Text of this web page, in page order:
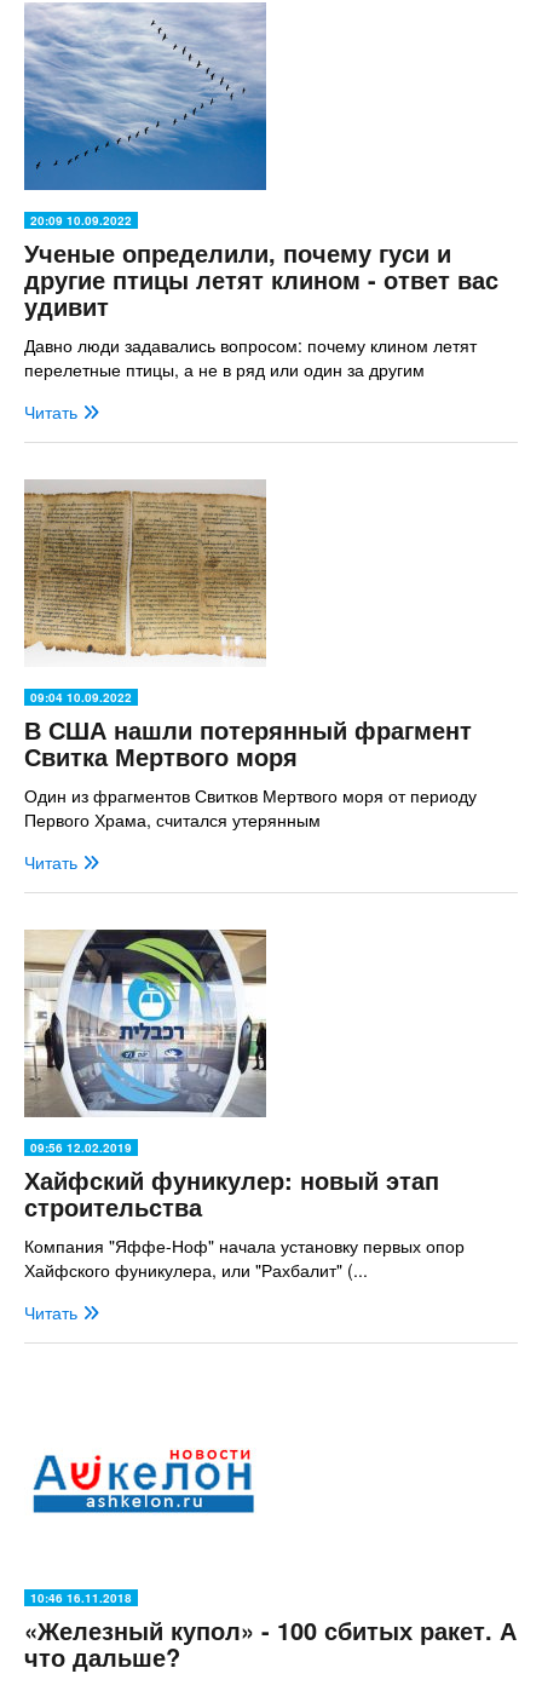
20:09 10.09.2022
Ученые определили, почему гуси и
другие птицы летят клином - ответ вас
удивит
Давно люди задавались вопросом: почему клином летят
перелетные птицы, а не в ряд или один за другим
Читать
09:04 10.09.2022
В США нашли потерянный фрагмент
Свитка Мертвого моря
Один из фрагментов Свитков Мертвого моря от периоду
Первого Храма, считался утерянным
Читать
09:56 12.02.2019
Хайфский фуникулер: новый этап
строительства
Компания "Яффе-Ноф" начала установку первых опор
Хайфского фуникулера, или "Рахбалит" (...
Читать
10:46 16.11.2018
«Железный купол» - 100 сбитых ракет. А
что дальше?